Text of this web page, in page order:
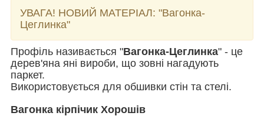
УВАГА! НОВИЙ МАТЕРІАЛ: "Вагонка-
Цеглинка"
Профіль називається "Вагонка-Цеглинка" - це
дерев'яна яні вироби, що зовні нагадують
паркет.
Використовується для обшивки стін та стелі.
Вагонка кірпічик Хорошів